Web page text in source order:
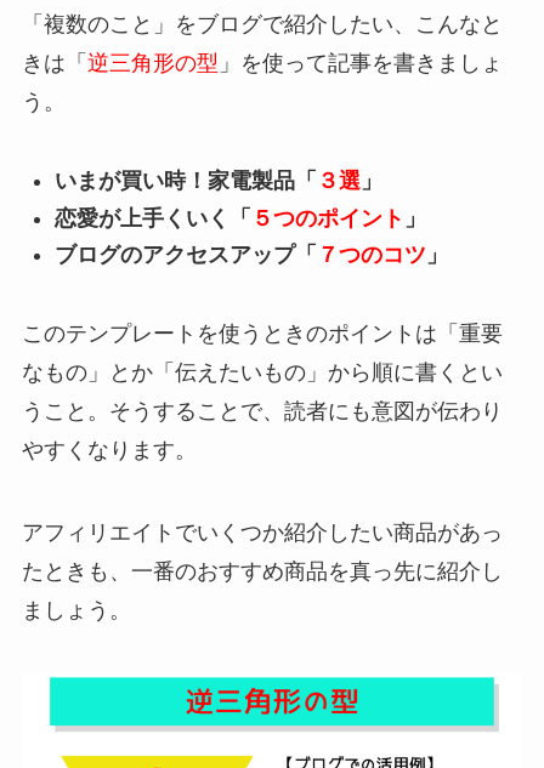
「複数のこと」をブログで紹介したい、こんなと
きは「 逆三角形の型 」を使って記事を書きましょ
う。
いまが買い時！家電製品「 ３選」
恋愛が上手くいく「 ５つのポイント 」
ブログのアクセスアップ「 ７つのコツ 」
このテンプレートを使うときのポイントは 「重要
なもの」とか「伝えたいもの」から順に書く とい
うこと。そうすることで、読者にも意図が伝わり
やすくなります。
アフィリエイトでいくつか紹介したい商品があっ
たときも、一番のおすすめ商品を真っ先に紹介し
ましょう。